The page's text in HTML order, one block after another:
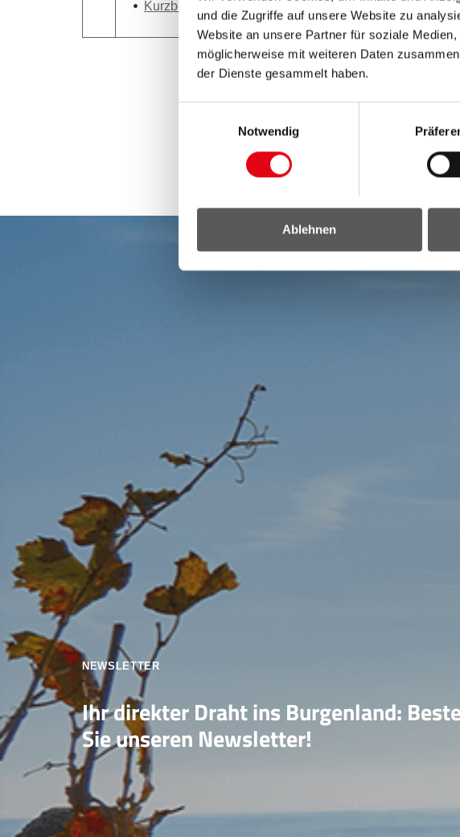
und die Zugriffe auf unsere Website zu
Website an unsere Partner für soziale
möglicherweise mit weiteren Daten
der Dienste gesammelt haben.
Notwendig
Ablehnen
Kurzbeschreibung
NEWSLETTER
Ihr direkter Draht ins Burgenland:
Sie unseren Newsletter!